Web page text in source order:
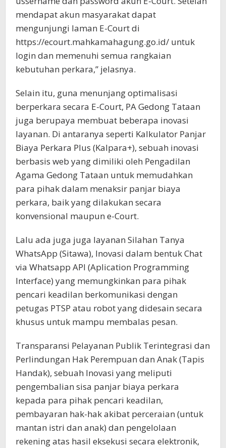
mendapat akun masyarakat dapat
mengunjungi laman E-Court di
https://ecourt.mahkamahagung.go.id/ untuk
login dan memenuhi semua rangkaian
kebutuhan perkara,” jelasnya.
Selain itu, guna menunjang optimalisasi
berperkara secara E-Court, PA Gedong Tataan
juga berupaya membuat beberapa inovasi
layanan. Di antaranya seperti Kalkulator Panjar
Biaya Perkara Plus (Kalpara+), sebuah inovasi
berbasis web yang dimiliki oleh Pengadilan
Agama Gedong Tataan untuk memudahkan
para pihak dalam menaksir panjar biaya
perkara, baik yang dilakukan secara
konvensional maupun e-Court.
Lalu ada juga juga layanan Silahan Tanya
WhatsApp (Sitawa), Inovasi dalam bentuk Chat
via Whatsapp API (Aplication Programming
Interface) yang memungkinkan para pihak
pencari keadilan berkomunikasi dengan
petugas PTSP atau robot yang didesain secara
khusus untuk mampu membalas pesan.
Transparansi Pelayanan Publik Terintegrasi dan
Perlindungan Hak Perempuan dan Anak (Tapis
Handak), sebuah Inovasi yang meliputi
pengembalian sisa panjar biaya perkara
kepada para pihak pencari keadilan,
pembayaran hak-hak akibat perceraian (untuk
mantan istri dan anak) dan pengelolaan
rekening atas hasil eksekusi secara elektronik,